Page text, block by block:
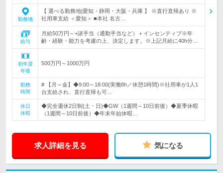
勤務地
【 選べる勤務地|愛知・静岡・大阪・兵庫 】 ※直行直帰あり ※
社用車支給 ＜愛知＞ ■本社 名古…
給与
月給50万円～+諸手当（通勤手当など）＋インセンティブ※年
齢・経験・能力を考慮の上、決定します。※上記月給に40h分…
初年度
年収
500万円～1000万円
勤務
時間
# 【月～金】◆9:00～18:00(実働8h／休憩1時間)※社用車が1人1
台支給され、直行直帰も可…
休日
休暇
◆完全週休2日制(土・日)◆GW（1週間～10日前後）◆夏季休暇
（1週間～10日前後）◆年末年始休暇…
求人詳細を見る 気になる